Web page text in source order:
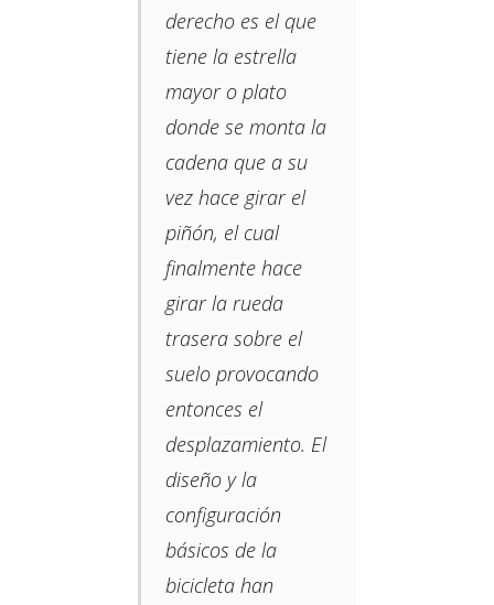
derecho es el que
tiene la estrella
mayor o plato
donde se monta la
cadena que a su
vez hace girar el
piñón, el cual
finalmente hace
girar la rueda
trasera sobre el
suelo provocando
entonces el
desplazamiento. El
diseño y la
configuración
básicos de la
bicicleta han